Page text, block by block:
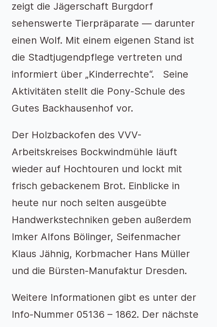
zeigt die Jägerschaft Burgdorf
sehenswerte Tierpräparate — darunter
einen Wolf. Mit einem eigenen Stand ist
die Stadtjugendpflege vertreten und
informiert über „Kinderrechte“. Seine
Aktivitäten stellt die Pony-Schule des
Gutes Backhausenhof vor.
Der Holzbackofen des VVV-
Arbeitskreises Bockwindmühle läuft
wieder auf Hochtouren und lockt mit
frisch gebackenem Brot. Einblicke in
heute nur noch selten ausgeübte
Handwerkstechniken geben außerdem
Imker Alfons Bölinger, Seifenmacher
Klaus Jähnig, Korbmacher Hans Müller
und die Bürsten-Manufaktur Dresden.
Weitere Informationen gibt es unter der
Info-Nummer 05136 – 1862. Der nächste